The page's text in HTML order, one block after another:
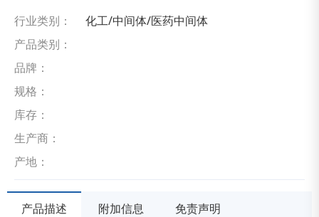
行业类别：
化工/中间体/医药中间体
产品类别：
品牌：
规格：
库存：
生产商：
产地：
产品描述 附加信息 免责声明